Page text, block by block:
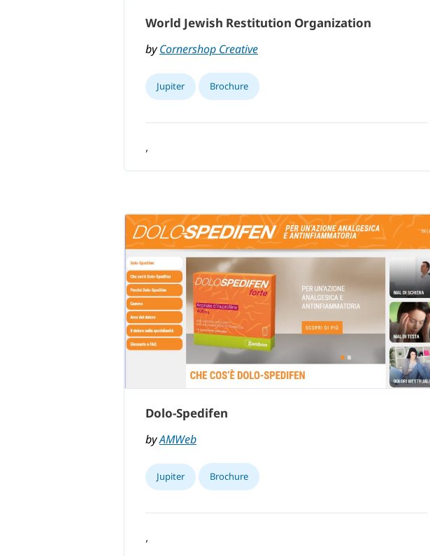
World Jewish Restitution Organization
byCornershop Creative
Jupiter Brochure
,
Dolo-Spedifen
byAMWeb
Jupiter Brochure
,